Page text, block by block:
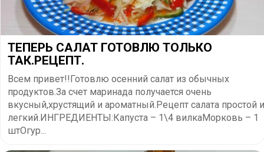
ТЕПЕРЬ САЛАТ ГОТОВЛЮ ТОЛЬКО
ТАК.РЕЦЕПТ.
Всем привет!!Готовлю осенний салат из обычных
продуктов.За счет маринада получается очень
вкусный,хрустящий и ароматный.Рецепт салата простой и
легкий.ИНГРЕДИЕНТЫ:Капуста – 1\4 вилкаМорковь – 1
штОгур...